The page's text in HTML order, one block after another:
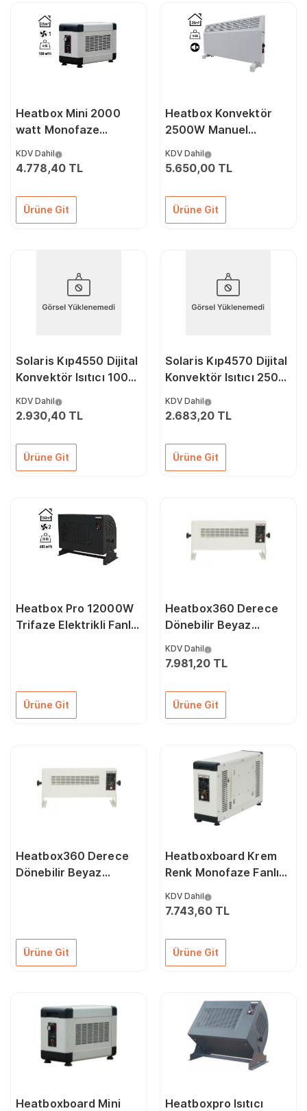
Heatbox Mini 2000
watt Monofaze
Krem
KDV Dahil
4.778,40 TL
Ürüne Git
Heatbox Konvektör
2500W Manuel
KDV Dahil
5.650,00 TL
Ürüne Git
Solaris Kıp4550 Dijital
Konvektör Isıtıcı 1000
KDV Dahil
2.930,40 TL
Ürüne Git
Solaris Kıp4570 Dijital
Konvektör Isıtıcı 2500
KDV Dahil
2.683,20 TL
Ürüne Git
Heatbox Pro 12000W
Trifaze Elektrikli Fanlı
Ürüne Git
Heatbox360 Derece
Dönebilir Beyaz
Elektrikli Isıtıcı 1500
KDV Dahil
7.981,20 TL
Ürüne Git
Heatbox360 Derece
Dönebilir Beyaz
Ürüne Git
Heatboxboard Krem
Renk Monofaze Fanlı
1500/3000 Watt
KDV Dahil
7.743,60 TL
Ürüne Git
Heatboxboard Mini Heatboxpro Isıtıcı